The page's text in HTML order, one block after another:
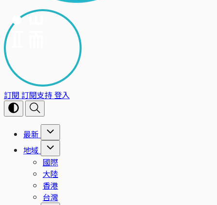
訂閱 訂閱支持登入
最新
地域
國際
大陸
香港
台灣